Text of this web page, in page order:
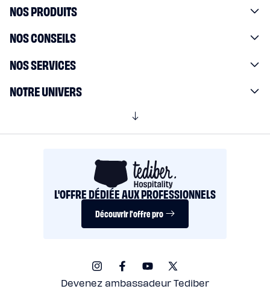
NOS PRODUITS
NOS CONSEILS
NOS SERVICES
NOTRE UNIVERS
L'OFFRE DÉDIÉE AUX PROFESSIONNELS
Découvrir l'offre pro
InstagramFacebookYouTube
X
(Twitter)
Devenez ambassadeur Tediber